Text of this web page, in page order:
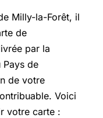
Milly-la-Forêt, il
de
par la
Pays de
de votre
Voici
votre carte :